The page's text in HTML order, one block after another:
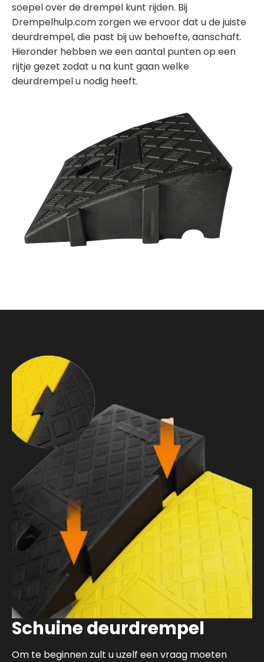
soepel over de drempel kunt rijden. Bij
Drempelhulp.com zorgen we ervoor dat u de juiste
deurdrempel, die past bij uw behoefte, aanschaft.
Hieronder hebben we een aantal punten op een
rijtje gezet zodat u na kunt gaan welke
deurdrempel u nodig heeft.
Schuine deurdrempel
Om te beginnen zult u uzelf een vraag moeten